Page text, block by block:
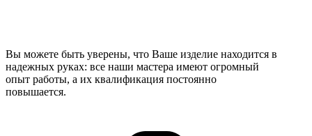
Вы можете быть уверены, что Ваше изделие находится в
надежных руках: все наши мастера имеют огромный
опыт работы, а их квалификация постоянно
повышается.